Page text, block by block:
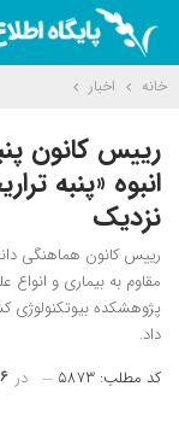
خانه اخبار
رییس کانون
انبوه «پنبه
نزدیک
رییس کانون هماهنگی
مقاوم به بیماری و
پژوهشکده بیوتکنولوژی
داد.
کد مطلب: ۵۸۷۳ در ۶ اسفند ۱۳۹۰